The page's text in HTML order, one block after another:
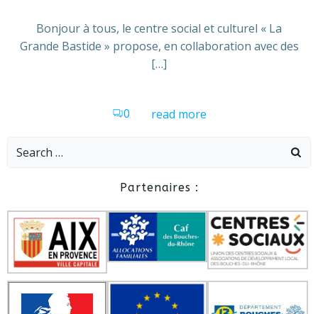
Bonjour à tous, le centre social et culturel « La
Grande Bastide » propose, en collaboration avec des
[…]
0 read more
Search
Partenaires :